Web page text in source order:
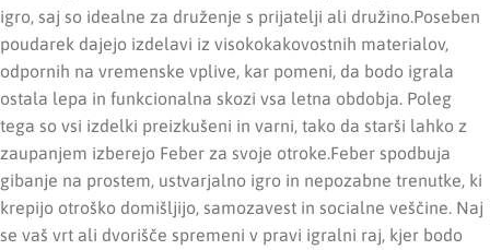
igro, saj so idealne za druženje s prijatelji ali družino.Poseben
poudarek dajejo izdelavi iz visokokakovostnih materialov,
odpornih na vremenske vplive, kar pomeni, da bodo igrala
ostala lepa in funkcionalna skozi vsa letna obdobja. Poleg
tega so vsi izdelki preizkušeni in varni, tako da starši lahko z
zaupanjem izberejo Feber za svoje otroke.Feber spodbuja
gibanje na prostem, ustvarjalno igro in nepozabne trenutke, ki
krepijo otroško domišljijo, samozavest in socialne veščine. Naj
se vaš vrt ali dvorišče spremeni v pravi igralni raj, kjer bodo